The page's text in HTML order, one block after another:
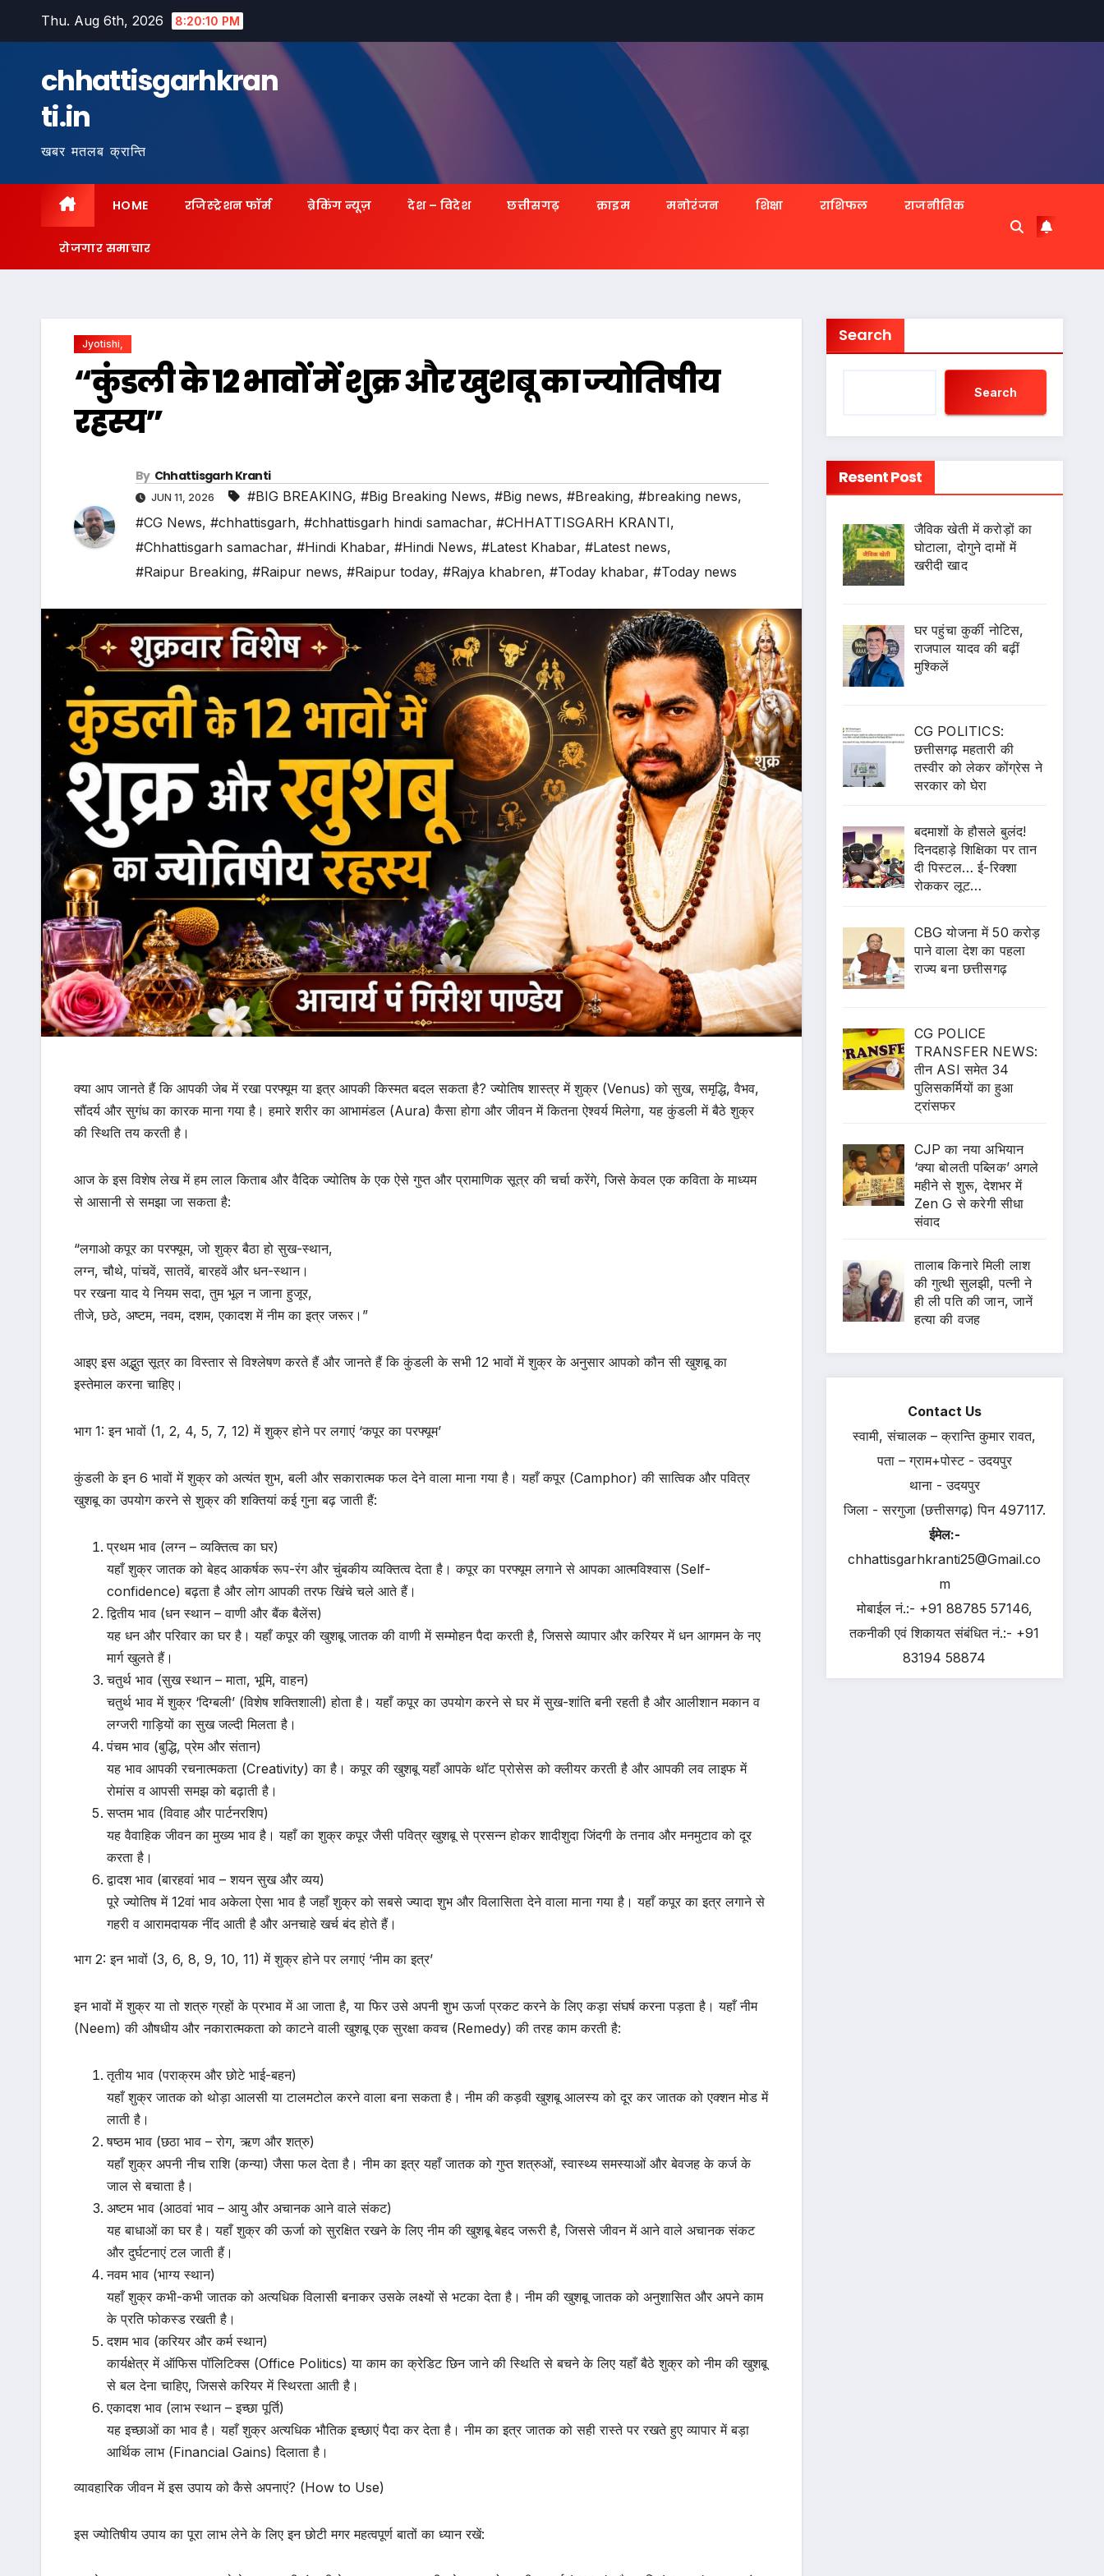
Thu. Aug 6th, 2026 8:20:12 PM
chhattisgarhkran
ti.in
खबर मतलब क्रान्ति
HOME रजिस्ट्रेशन फॉर्म ब्रेकिंग न्यूज़ देश – विदेश छत्तीसगढ़ क्राइम मनोरंजन शिक्षा राशिफल राजनीतिक
रोजगार समाचार
Jyotishi,
“कुंडली के 12 भावों में शुक्र और खुशबू का ज्योतिषीय
रहस्य”
By Chhattisgarh Kranti
JUN 11, 2026 #BIG BREAKING, #Big Breaking News, #Big news, #Breaking, #breaking news,
#CG News, #chhattisgarh, #chhattisgarh hindi samachar, #CHHATTISGARH KRANTI,
#Chhattisgarh samachar, #Hindi Khabar, #Hindi News, #Latest Khabar, #Latest news,
#Raipur Breaking, #Raipur news, #Raipur today, #Rajya khabren, #Today khabar, #Today news
क्या आप जानते हैं कि आपकी जेब में रखा परफ्यूम या इत्र आपकी किस्मत बदल सकता है? ज्योतिष शास्त्र में शुक्र (Venus) को सुख, समृद्धि, वैभव,
सौंदर्य और सुगंध का कारक माना गया है। हमारे शरीर का आभामंडल (Aura) कैसा होगा और जीवन में कितना ऐश्वर्य मिलेगा, यह कुंडली में बैठे शुक्र
की स्थिति तय करती है।
आज के इस विशेष लेख में हम लाल किताब और वैदिक ज्योतिष के एक ऐसे गुप्त और प्रामाणिक सूत्र की चर्चा करेंगे, जिसे केवल एक कविता के माध्यम
से आसानी से समझा जा सकता है:
“लगाओ कपूर का परफ्यूम, जो शुक्र बैठा हो सुख-स्थान,
लग्न, चौथे, पांचवें, सातवें, बारहवें और धन-स्थान।
पर रखना याद ये नियम सदा, तुम भूल न जाना हुजूर,
तीजे, छठे, अष्टम, नवम, दशम, एकादश में नीम का इत्र जरूर।”
आइए इस अद्भुत सूत्र का विस्तार से विश्लेषण करते हैं और जानते हैं कि कुंडली के सभी 12 भावों में शुक्र के अनुसार आपको कौन सी खुशबू का
इस्तेमाल करना चाहिए।
भाग 1: इन भावों (1, 2, 4, 5, 7, 12) में शुक्र होने पर लगाएं ‘कपूर का परफ्यूम’
कुंडली के इन 6 भावों में शुक्र को अत्यंत शुभ, बली और सकारात्मक फल देने वाला माना गया है। यहाँ कपूर (Camphor) की सात्विक और पवित्र
खुशबू का उपयोग करने से शुक्र की शक्तियां कई गुना बढ़ जाती हैं:
प्रथम भाव (लग्न – व्यक्तित्व का घर)
यहाँ शुक्र जातक को बेहद आकर्षक रूप-रंग और चुंबकीय व्यक्तित्व देता है। कपूर का परफ्यूम लगाने से आपका आत्मविश्वास (Self-
confidence) बढ़ता है और लोग आपकी तरफ खिंचे चले आते हैं।
द्वितीय भाव (धन स्थान – वाणी और बैंक बैलेंस)
यह धन और परिवार का घर है। यहाँ कपूर की खुशबू जातक की वाणी में सम्मोहन पैदा करती है, जिससे व्यापार और करियर में धन आगमन के नए
मार्ग खुलते हैं।
चतुर्थ भाव (सुख स्थान – माता, भूमि, वाहन)
चतुर्थ भाव में शुक्र ‘दिग्बली’ (विशेष शक्तिशाली) होता है। यहाँ कपूर का उपयोग करने से घर में सुख-शांति बनी रहती है और आलीशान मकान व
लग्जरी गाड़ियों का सुख जल्दी मिलता है।
पंचम भाव (बुद्धि, प्रेम और संतान)
यह भाव आपकी रचनात्मकता (Creativity) का है। कपूर की खुशबू यहाँ आपके थॉट प्रोसेस को क्लीयर करती है और आपकी लव लाइफ में
रोमांस व आपसी समझ को बढ़ाती है।
सप्तम भाव (विवाह और पार्टनरशिप)
यह वैवाहिक जीवन का मुख्य भाव है। यहाँ का शुक्र कपूर जैसी पवित्र खुशबू से प्रसन्न होकर शादीशुदा जिंदगी के तनाव और मनमुटाव को दूर
करता है।
द्वादश भाव (बारहवां भाव – शयन सुख और व्यय)
पूरे ज्योतिष में 12वां भाव अकेला ऐसा भाव है जहाँ शुक्र को सबसे ज्यादा शुभ और विलासिता देने वाला माना गया है। यहाँ कपूर का इत्र लगाने से
गहरी व आरामदायक नींद आती है और अनचाहे खर्च बंद होते हैं।
भाग 2: इन भावों (3, 6, 8, 9, 10, 11) में शुक्र होने पर लगाएं ‘नीम का इत्र’
इन भावों में शुक्र या तो शत्रु ग्रहों के प्रभाव में आ जाता है, या फिर उसे अपनी शुभ ऊर्जा प्रकट करने के लिए कड़ा संघर्ष करना पड़ता है। यहाँ नीम
(Neem) की औषधीय और नकारात्मकता को काटने वाली खुशबू एक सुरक्षा कवच (Remedy) की तरह काम करती है:
तृतीय भाव (पराक्रम और छोटे भाई-बहन)
यहाँ शुक्र जातक को थोड़ा आलसी या टालमटोल करने वाला बना सकता है। नीम की कड़वी खुशबू आलस्य को दूर कर जातक को एक्शन मोड में
लाती है।
षष्ठम भाव (छठा भाव – रोग, ऋण और शत्रु)
यहाँ शुक्र अपनी नीच राशि (कन्या) जैसा फल देता है। नीम का इत्र यहाँ जातक को गुप्त शत्रुओं, स्वास्थ्य समस्याओं और बेवजह के कर्ज के
जाल से बचाता है।
अष्टम भाव (आठवां भाव – आयु और अचानक आने वाले संकट)
यह बाधाओं का घर है। यहाँ शुक्र की ऊर्जा को सुरक्षित रखने के लिए नीम की खुशबू बेहद जरूरी है, जिससे जीवन में आने वाले अचानक संकट
और दुर्घटनाएं टल जाती हैं।
नवम भाव (भाग्य स्थान)
यहाँ शुक्र कभी-कभी जातक को अत्यधिक विलासी बनाकर उसके लक्ष्यों से भटका देता है। नीम की खुशबू जातक को अनुशासित और अपने काम
के प्रति फोकस्ड रखती है।
दशम भाव (करियर और कर्म स्थान)
कार्यक्षेत्र में ऑफिस पॉलिटिक्स (Office Politics) या काम का क्रेडिट छिन जाने की स्थिति से बचने के लिए यहाँ बैठे शुक्र को नीम की खुशबू
से बल देना चाहिए, जिससे करियर में स्थिरता आती है।
एकादश भाव (लाभ स्थान – इच्छा पूर्ति)
यह इच्छाओं का भाव है। यहाँ शुक्र अत्यधिक भौतिक इच्छाएं पैदा कर देता है। नीम का इत्र जातक को सही रास्ते पर रखते हुए व्यापार में बड़ा
आर्थिक लाभ (Financial Gains) दिलाता है।
व्यावहारिक जीवन में इस उपाय को कैसे अपनाएं? (How to Use)
इस ज्योतिषीय उपाय का पूरा लाभ लेने के लिए इन छोटी मगर महत्वपूर्ण बातों का ध्यान रखें:
Search
Search
Resent Post
जैविक खेती में करोड़ों का
घोटाला, दोगुने दामों में
खरीदी खाद
घर पहुंचा कुर्की नोटिस,
राजपाल यादव की बढ़ीं
मुश्किलें
CG POLITICS:
छत्तीसगढ़ महतारी की
तस्वीर को लेकर कोंग्रेस ने
सरकार को घेरा
बदमाशों के हौसले बुलंद!
दिनदहाड़े शिक्षिका पर तान
दी पिस्टल… ई-रिक्शा
रोककर लूट…
CBG योजना में 50 करोड़
पाने वाला देश का पहला
राज्य बना छत्तीसगढ़
CG POLICE
TRANSFER NEWS:
तीन ASI समेत 34
पुलिसकर्मियों का हुआ
ट्रांसफर
CJP का नया अभियान
‘क्या बोलती पब्लिक’ अगले
महीने से शुरू, देशभर में
Zen G से करेगी सीधा
संवाद
तालाब किनारे मिली लाश
की गुत्थी सुलझी, पत्नी ने
ही ली पति की जान, जानें
हत्या की वजह
Contact Us
स्वामी, संचालक – क्रान्ति कुमार रावत,
पता – ग्राम+पोस्ट - उदयपुर
थाना - उदयपुर
जिला - सरगुजा (छत्तीसगढ़) पिन 497117.
ईमेल:-
chhattisgarhkranti25@Gmail.co
m
मोबाईल नं.:- +91 88785 57146,
तकनीकी एवं शिकायत संबंधित नं.:- +91
83194 58874